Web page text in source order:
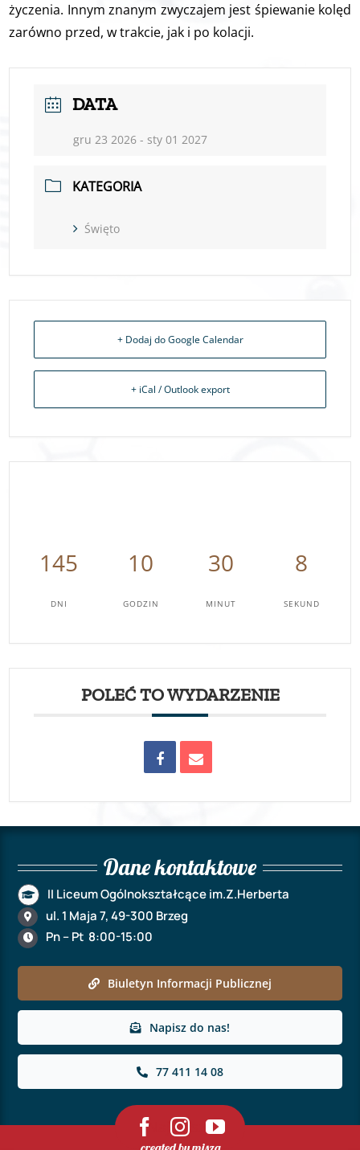
życzenia. Innym znanym zwyczajem jest śpiewanie kolęd
zarówno przed, w trakcie, jak i po kolacji.
DATA
gru 23 2026 - sty 01 2027
KATEGORIA
Święto
+ Dodaj do Google Calendar
+ iCal / Outlook export
145
DNI
10
GODZIN
30
MINUT
8
SEKUND
POLEĆ TO WYDARZENIE
Dane kontaktowe
II Liceum Ogólnokształcące im.Z.Herberta
ul. 1 Maja 7, 49-300 Brzeg
Pn – Pt 8:00-15:00
Biuletyn Informacji Publicznej
Napisz do nas!
77 411 14 08
Najlepsze